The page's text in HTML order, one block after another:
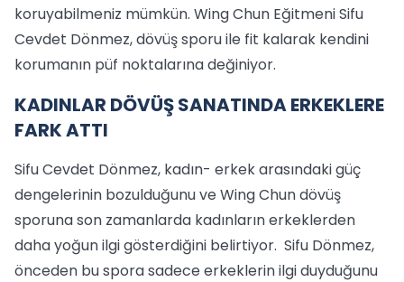
koruyabilmeniz mümkün. Wing Chun Eğitmeni Sifu
Cevdet Dönmez, dövüş sporu ile fit kalarak kendini
korumanın püf noktalarına değiniyor.
KADINLAR DÖVÜŞ SANATINDA ERKEKLERE
FARK ATTI
Sifu Cevdet Dönmez, kadın- erkek arasındaki güç
dengelerinin bozulduğunu ve Wing Chun dövüş
sporuna son zamanlarda kadınların erkeklerden
daha yoğun ilgi gösterdiğini belirtiyor. Sifu Dönmez,
önceden bu spora sadece erkeklerin ilgi duyduğunu